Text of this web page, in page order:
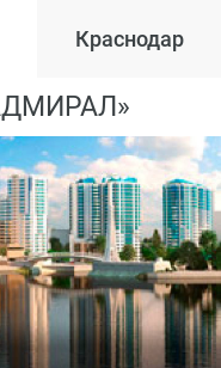
Краснодар